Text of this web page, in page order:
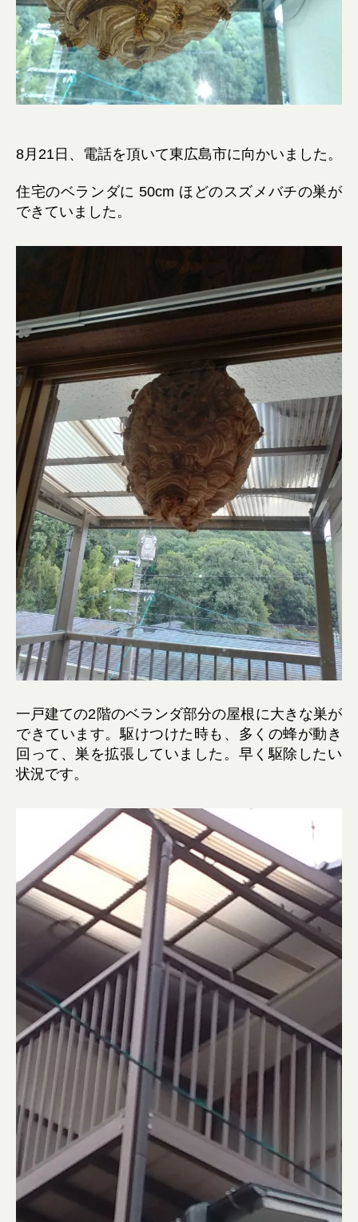
8月21日、電話を頂いて東広島市に向かいました。
住宅のベランダに 50cm ほどのスズメバチの巣が
できていました。
一戸建ての2階のベランダ部分の屋根に大きな巣が
できています。駆けつけた時も、多くの蜂が動き
回って、巣を拡張していました。早く駆除したい
状況です。